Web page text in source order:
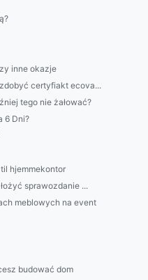
inne okazje
certyfiakt ecova...
tego nie żałować?
6 Dni?
hjemmekontor
sprawozdanie ...
meblowych na event
budować dom